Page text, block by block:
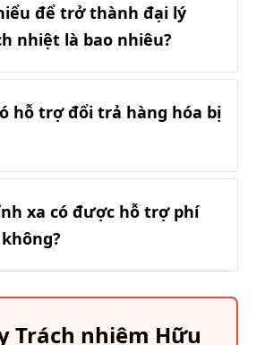
để trở thành đại lý
nhiệt là bao nhiêu?
hỗ trợ đổi trả hàng hóa bị
xa có được hỗ trợ phí
Trách nhiệm Hữu